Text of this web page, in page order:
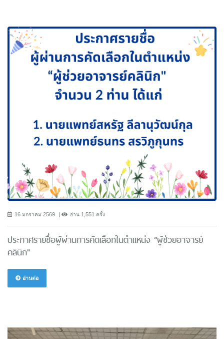
16 มกราคม 2569 อ่าน 1,551 ครั้ง
ประกาศรายชื่อผู้ผ่านการคัดเลือกในตำแหน่ง “ผู้ช่วยอาจารย์
คลินิก"
อ่านต่อ